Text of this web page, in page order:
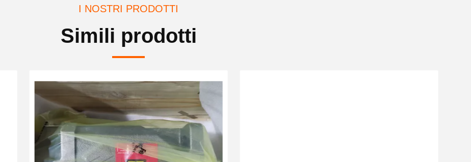
I NOSTRI PRODOTTI
Simili prodotti